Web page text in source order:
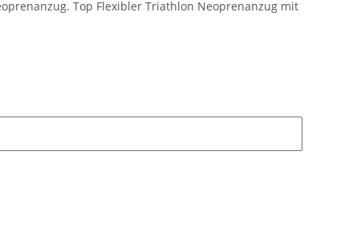
Top Flexibler Triathlon Neoprenanzug mit